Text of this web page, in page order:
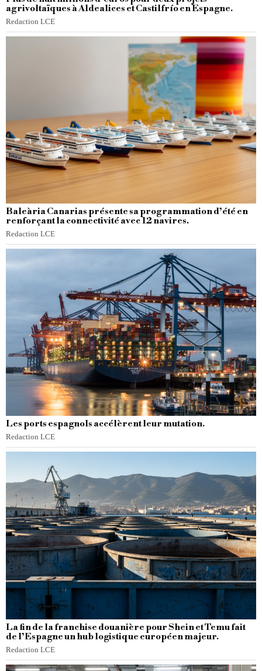
agrivoltaïques à Aldealices et Castilfrío en Espagne.
Redaction LCE
Baleària Canarias présente sa programmation d’été en
renforçant la connectivité avec 12 navires.
Redaction LCE
Les ports espagnols accélèrent leur mutation.
Redaction LCE
La fin de la franchise douanière pour Shein et Temu fait
de l’Espagne un hub logistique européen majeur.
Redaction LCE